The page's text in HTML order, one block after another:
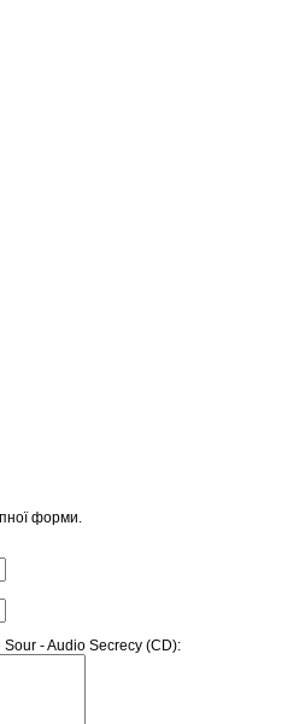
форми.
- Audio Secrecy (CD):